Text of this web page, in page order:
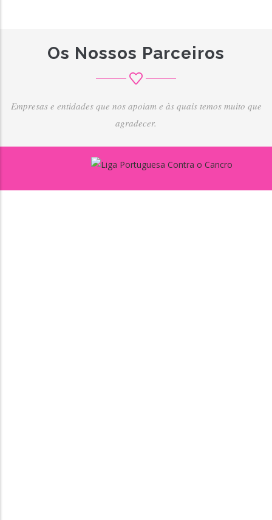
Os Nossos Parceiros
Empresas e entidades que nos apoiam e às quais temos muito que
agradecer.